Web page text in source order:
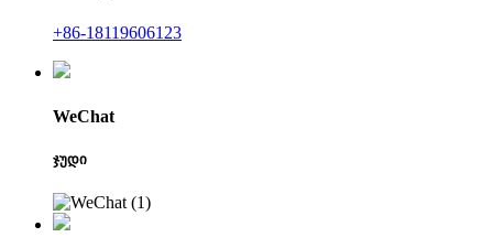
+86-18119606123
WeChat
ჯუდი